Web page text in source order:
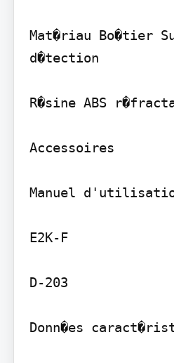
Mat�riau Bo�tier
d�tection
R�sine ABS
Accessoires
Manuel
E2K-F
D-203
Donn�es